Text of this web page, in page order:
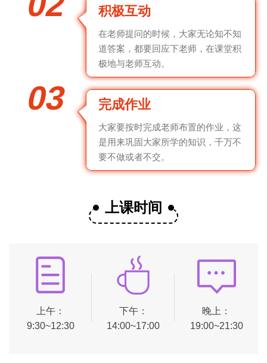
积极互动
在老师提问的时候，大家无论知不知
道答案，都要回应下老师，在课堂积
极地与老师互动。
03 完成作业
大家要按时完成老师布置的作业，这
是用来巩固大家所学的知识，千万不
要不做或者不交。
上课时间
上午：
9:30~12:30
下午：
14:00~17:00
晚上：
19:00~21:30